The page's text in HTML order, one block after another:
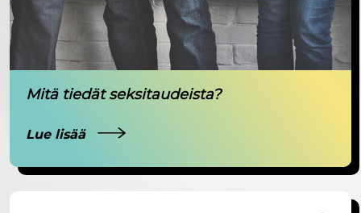
Mitä tiedät seksitaudeista?
Lue lisää